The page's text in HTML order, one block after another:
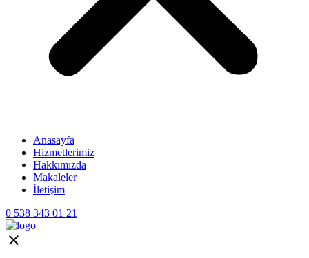
Anasayfa
Hizmetlerimiz
Hakkımızda
Makaleler
İletişim
0 538 343 01 21